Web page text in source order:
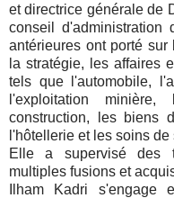
et directrice générale de
conseil d'administration
antérieures ont porté
la stratégie, les affaires
tels que l'automobile,
l'exploitation
construction, les biens
l'hôtellerie et les soins de
Elle a supervisé des
multiples fusions et
Ilham Kadri